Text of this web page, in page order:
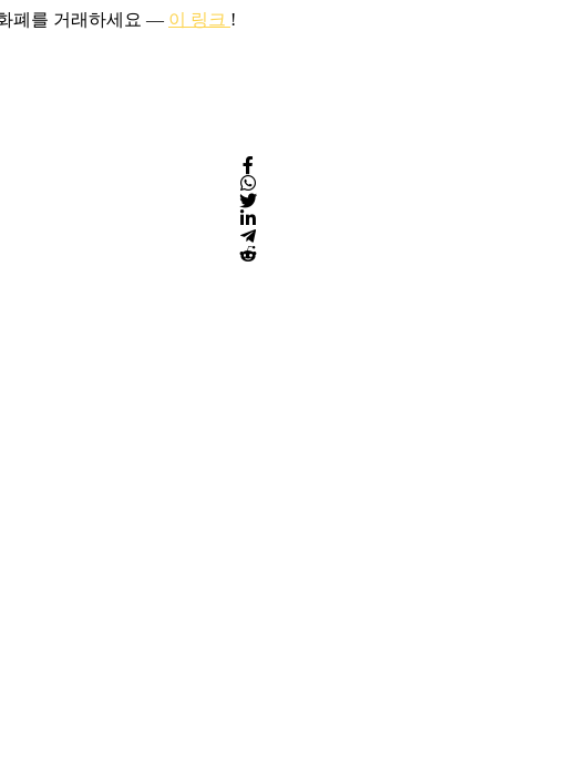
폐를 거래하세요 — 이 링크 !